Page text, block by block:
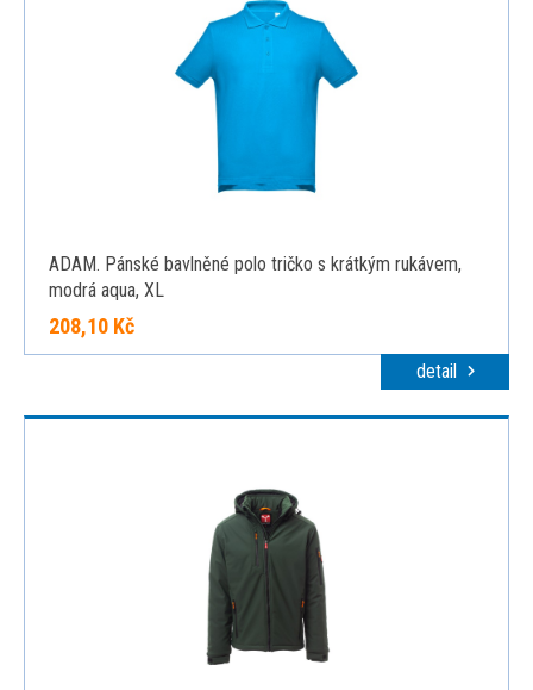
ADAM. Pánské bavlněné polo tričko s krátkým rukávem,
modrá aqua, XL
208,10 Kč
detail